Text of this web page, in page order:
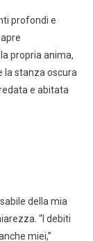
profondi e
propria anima,
la stanza oscura
e abitata
della mia
“I debiti
miei,”